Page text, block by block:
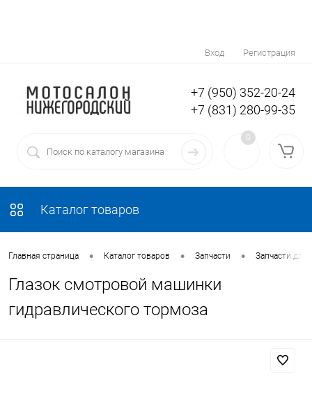
Вход Регистрация
+7 (950) 352-20-24
+7 (831) 280-99-35
0
Каталог товаров
Главная страница • Каталог товаров • Запчасти • Запчасти для
Глазок смотровой машинки
гидравлического тормоза